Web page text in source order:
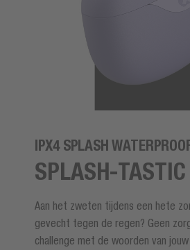
IPX4 SPLASH
SPLASH-TASTIC
Aan het zweten tijdens een hete
gevecht tegen de regen? Geen
challenge met de woorden van